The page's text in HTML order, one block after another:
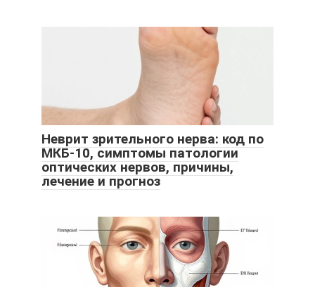
Неврит зрительного нерва: код по
МКБ-10, симптомы патологии
оптических нервов, причины,
лечение и прогноз